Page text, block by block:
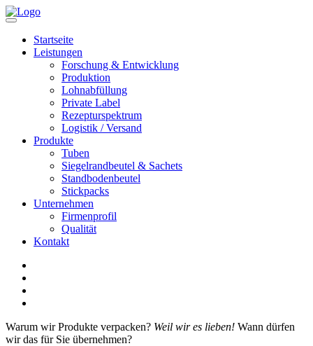
Startseite
Leistungen
Forschung & Entwicklung
Produktion
Lohnabfüllung
Private Label
Rezepturspektrum
Logistik / Versand
Produkte
Tuben
Siegelrandbeutel & Sachets
Standbodenbeutel
Stickpacks
Unternehmen
Firmenprofil
Qualität
Kontakt
Warum wir Produkte verpacken? Weil wir es lieben! Wann dürfen
wir das für Sie übernehmen?